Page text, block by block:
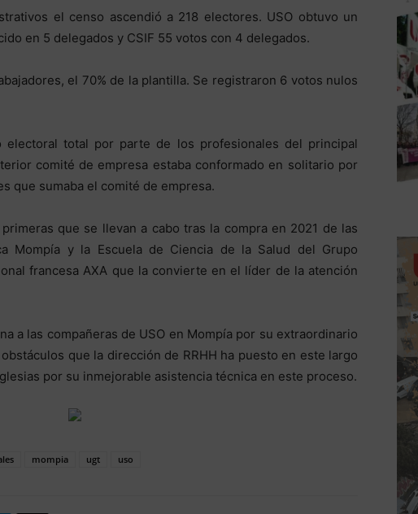
el censo ascendió a 218 electores. USO obtuvo un
en 5 delegados y CSIF 55 votos con 4 delegados.
el 70% de la plantilla. Se registraron 6 votos nulos
electoral total por parte de los profesionales del principal
comité de empresa estaba conformado en solitario por
que sumaba el comité de empresa.
que se llevan a cabo tras la compra en 2021 de las
Mompía y la Escuela de Ciencia de la Salud del Grupo
francesa AXA que la convierte en el líder de la atención
a las compañeras de USO en Mompía por su extraordinario
que la dirección de RRHH ha puesto en este largo
por su inmejorable asistencia técnica en este proceso.
mompia ugt uso